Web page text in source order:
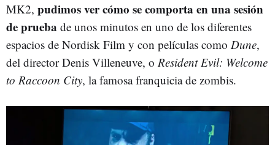
MK2, pudimos ver cómo se comporta en una sesión
de prueba de unos minutos en uno de los diferentes
espacios de Nordisk Film y con películas como Dune,
del director Denis Villeneuve, o Resident Evil: Welcome
to Raccoon City, la famosa franquicia de zombis.